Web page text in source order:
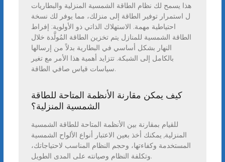
هذا يسمح لك نظام الطاقة الشمسية المنزلية والبطاريات
ل استمرار توفير الطاقة إلى منزلك، مما يوفر لك نسخة
احتياطية مهمة. الاستهلاك الذاتي ذو الأولوية: إفراط
الطاقة الشمسية للمنازل يتم تخزين الطاقة المُولَّدة خلال
النهار بشكل أساسي في البطارية بدلاً من إرسالها
بالكامل إلى الشبكة. تتزايد أهمية هذا الأمر مع تغير
سياسات قياس صافي الطاقة.
كيف يمكن مقارنة الأنظمة المتاحة للطاقة
الشمسية المنزلية؟
للقيام بمقارنة بين الأنظمة المتاحة للطاقة الشمسية
المنزلية, يمكنك أخذ بعين الاعتبار أنواع الألواح الشمسية
المستخدمة وكفاءتها، وحجم النظام المناسب لاحتياجاتك،
وتكلفة النظام وصيانته على المدى الطويل.